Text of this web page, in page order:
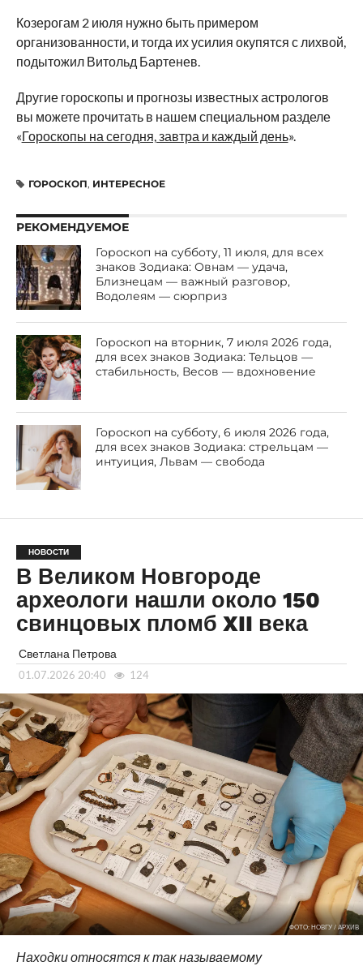
Козерогам 2 июля нужно быть примером
организованности, и тогда их усилия окупятся с лихвой,
подытожил Витольд Бартенев.
Другие гороскопы и прогнозы известных астрологов
вы можете прочитать в нашем специальном разделе
«Гороскопы на сегодня, завтра и каждый день».
ГОРОСКОП, ИНТЕРЕСНОЕ
РЕКОМЕНДУЕМОЕ
Гороскоп на субботу, 11 июля, для всех
знаков Зодиака: Овнам — удача,
Близнецам — важный разговор,
Водолеям — сюрприз
Гороскоп на вторник, 7 июля 2026 года,
для всех знаков Зодиака: Тельцов —
стабильность, Весов — вдохновение
Гороскоп на субботу, 6 июля 2026 года,
для всех знаков Зодиака: стрельцам —
интуиция, Львам — свобода
НОВОСТИ
В Великом Новгороде
археологи нашли около 150
свинцовых пломб XII века
Светлана Петрова
01.07.2026 20:40 124
ФОТО: НОВГУ / АРХИВ
Находки относятся к так называемому